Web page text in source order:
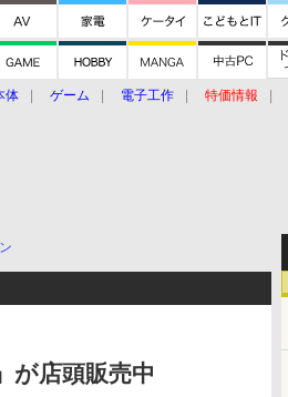
体 ゲーム 電子工作 特価情報
が店頭販売中